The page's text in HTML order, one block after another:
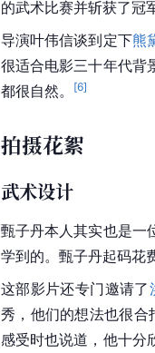
的武术比赛并斩获了冠
导演叶伟信谈到定下熊
很适合电影三十年代背
都很自然。
[6]
拍摄花絮
武术设计
甄子丹本人其实也是一
学到的。 甄子丹起码花
这部影片还专门邀请了
秀，他们的想法也很合
感受时也说道，他十分